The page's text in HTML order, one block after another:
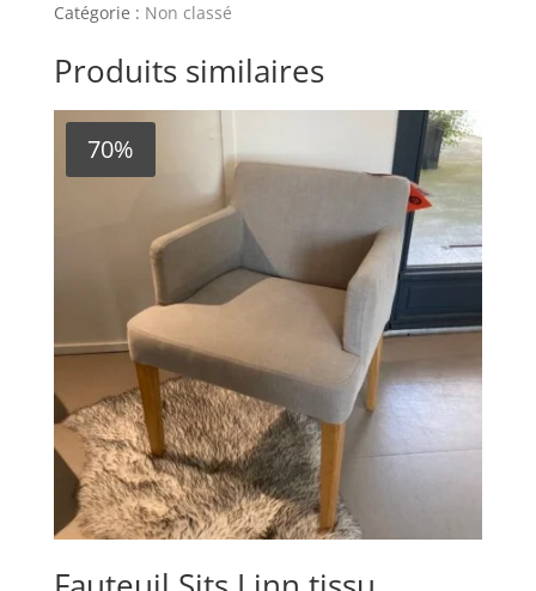
Catégorie : Non classé
Produits similaires
70%